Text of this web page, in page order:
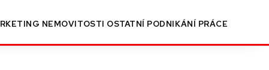
NEMOVITOSTI OSTATNÍ PODNIKÁNÍ PRÁCE